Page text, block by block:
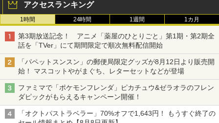
アクセスランキング
1時間 24時間 1週間 1カ月
第3期放送記念！ アニメ「薬屋のひとりごと」第1期・第2期全
話を「TVer」にて期間限定で順次無料配信開始
「パペットスンスン」の郵便局限定グッズが8月12日より販売開
始！ マスコットやがまぐち、レターセットなどが登場
ファミマで「ポケモンフレンダ」ピカチュウ&ゼラオラのフレン
ダピックがもらえるキャンペーン開催！
「オクトパストラベラー」70%オフで1,643円！ もうすぐ終了の